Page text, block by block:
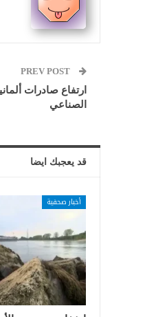
ارتفاع صادرات
الصناعي
قد يعجبك ايضا
أخبار صحفية